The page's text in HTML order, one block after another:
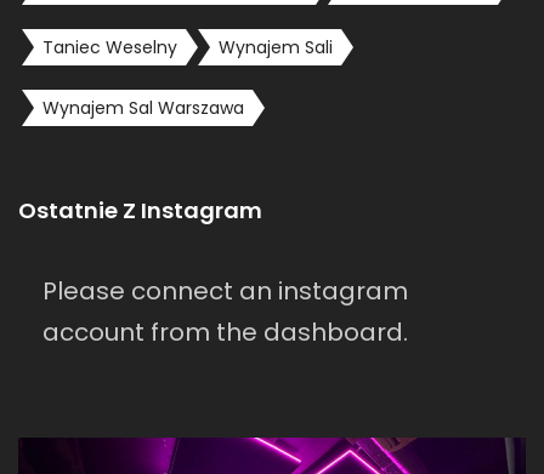
Taniec Weselny Wynajem Sali
Wynajem Sal Warszawa
Ostatnie Z Instagram
Please connect an instagram
account from the dashboard.